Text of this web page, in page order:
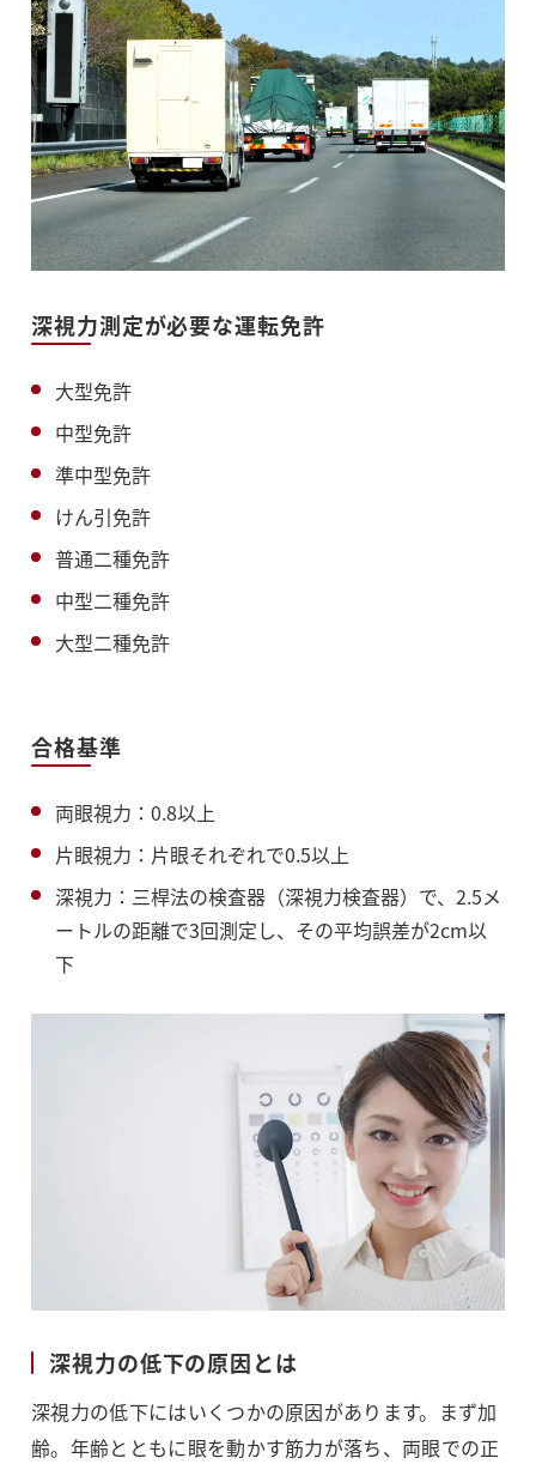
深視力測定が必要な運転免許
大型免許
中型免許
準中型免許
けん引免許
普通二種免許
中型二種免許
大型二種免許
合格基準
両眼視力：0.8以上
片眼視力：片眼それぞれで0.5以上
深視力：三桿法の検査器（深視力検査器）で、2.5メ
ートルの距離で3回測定し、その平均誤差が2cm以
下
深視力の低下の原因とは
深視力の低下にはいくつかの原因があります。まず加
齢。年齢とともに眼を動かす筋力が落ち、両眼での正